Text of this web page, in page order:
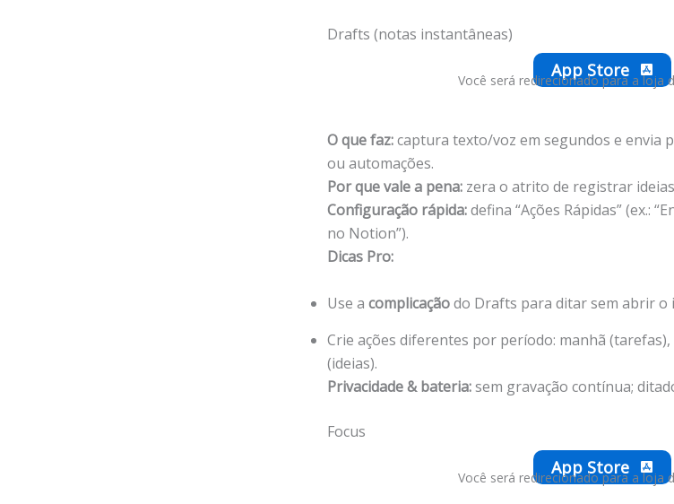
Drafts (notas instantâneas)
App Store
Você será redirecionado para a loja
O que faz:captura texto/voz em segundos e envia
ou automações.
Por que vale a pena: zera o atrito de registrar
Configuração rápida:defina “Ações Rápidas” (ex.:
no Notion”).
Dicas Pro:
Use a complicaçãodo Drafts para ditar sem abrir o
Crie ações diferentes por período: manhã
(ideias).
Privacidade & bateria:sem gravação contínua;
Focus
App Store
Você será redirecionado para a loja